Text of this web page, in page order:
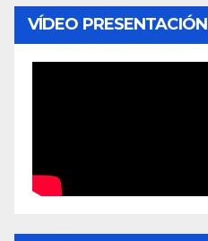
VÍDEO PRESENTACIÓN